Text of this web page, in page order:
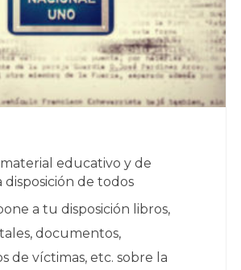
educativo y de
disposición de todos
a tu disposición libros,
documentos,
de víctimas, etc. sobre la